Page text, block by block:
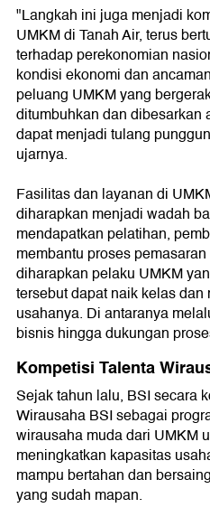
"Langkah ini juga menjadi
UMKM di Tanah Air, terus
terhadap perekonomian
kondisi ekonomi dan
peluang UMKM yang
ditumbuhkan dan dibesarkan
dapat menjadi tulang
ujarnya.
Fasilitas dan layanan di
diharapkan menjadi wadah
mendapatkan pelatihan,
membantu proses
diharapkan pelaku UMKM
tersebut dapat naik kelas
usahanya. Di antaranya
bisnis hingga dukungan
Kompetisi Talenta
Sejak tahun lalu, BSI secara
Wirausaha BSI sebagai
wirausaha muda dari UMKM
meningkatkan kapasitas
mampu bertahan dan
yang sudah mapan.